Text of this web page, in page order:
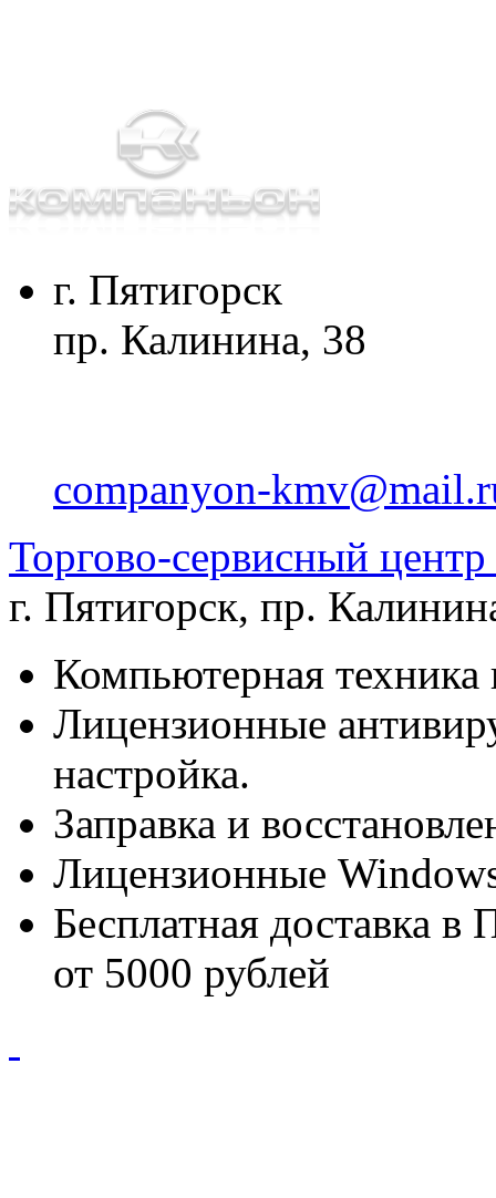
г. Пятигорск
пр. Калинина, 38
companyon-
Торгово-сервисный
г. Пятигорск, пр.
Компьютерная техника
Лицензионные
настройка.
Заправка и
Лицензионные
Бесплатная доставка в
от 5000 рублей